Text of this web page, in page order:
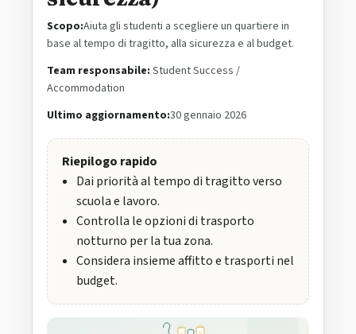
Scopo:Aiuta gli studenti a scegliere un quartiere in
base al tempo di tragitto, alla sicurezza e al budget.
Team responsabile: Student Success /
Accommodation
Ultimo aggiornamento:30 gennaio 2026
Riepilogo rapido
Dai priorità al tempo di tragitto verso
scuola e lavoro.
Controlla le opzioni di trasporto
notturno per la tua zona.
Considera insieme affitto e trasporti nel
budget.